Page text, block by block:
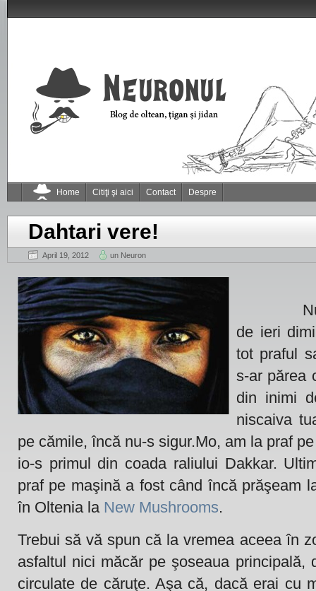
Home Citiţi şi aici Contact Despre
Dahtari vere!
April 19, 2012 un Neuron
Nu am
de ieri
tot praful
s-ar părea
din inimi
niscaiva
pe cămile, încă nu-s sigur.Mo, am la praf
io-s primul din coada raliului Dakkar.
praf pe maşină a fost când încă prăşeam
în Oltenia la New Mushrooms.
Trebui să vă spun că la vremea aceea în
asfaltul nici măcăr pe şoseaua principală,
circulate de căruţe. Aşa că, dacă erai cu